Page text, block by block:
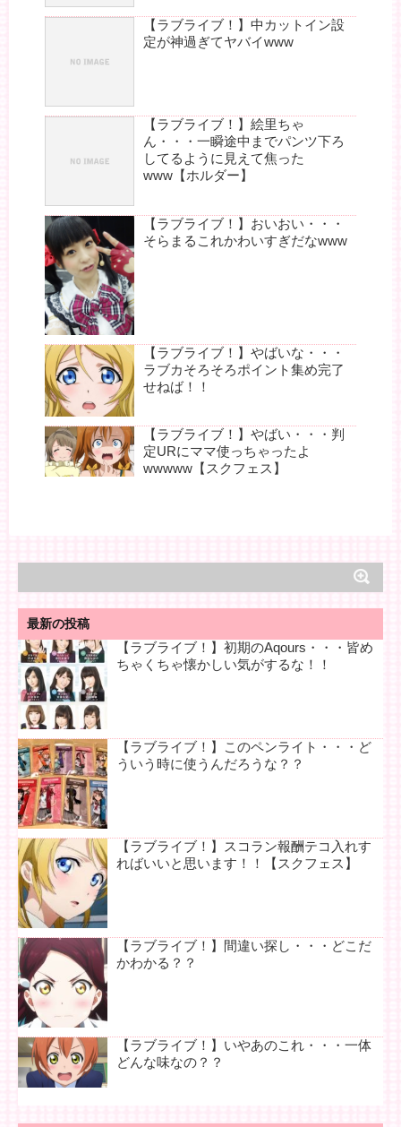
【ラブライブ！】中カットイン設
定が神過ぎてヤバイwww
【ラブライブ！】絵里ちゃ
ん・・・一瞬途中までパンツ下ろ
してるように見えて焦った
www【ホルダー】
【ラブライブ！】おいおい・・・
そらまるこれかわいすぎだなwww
【ラブライブ！】やばいな・・・
ラブカそろそろポイント集め完了
せねば！！
【ラブライブ！】やばい・・・判
定URにママ使っちゃったよ
wwwww【スクフェス】
最新の投稿
【ラブライブ！】初期のAqours・・・皆め
ちゃくちゃ懐かしい気がするな！！
【ラブライブ！】このペンライト・・・ど
ういう時に使うんだろうな？？
【ラブライブ！】スコラン報酬テコ入れす
ればいいと思います！！【スクフェス】
【ラブライブ！】間違い探し・・・どこだ
かわかる？？
【ラブライブ！】いやあのこれ・・・一体
どんな味なの？？